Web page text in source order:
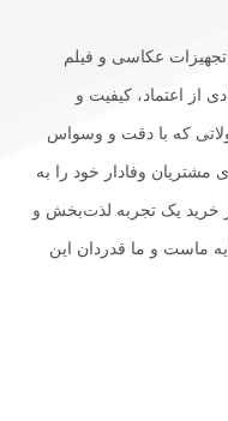
تجهیزات عکاسی و فیلم
از اعتماد، کیفیت و
که با دقت و وسواس
مشتریان وفادار خود را به
خرید یک تجربه لذت‌بخش و
ماست و ما قدردان این